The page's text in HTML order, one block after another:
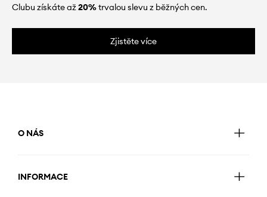
Clubu získáte až20%trvalou slevu z běžných cen.
Zjistěte více
O NÁS
INFORMACE